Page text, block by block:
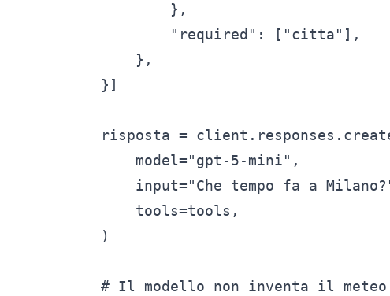
        },
        "required": ["citta"],
    },
}]
risposta =
    model="gpt-5-mini",
input="Che tempo fa a
    tools=tools,
)
# Il modello non inventa il